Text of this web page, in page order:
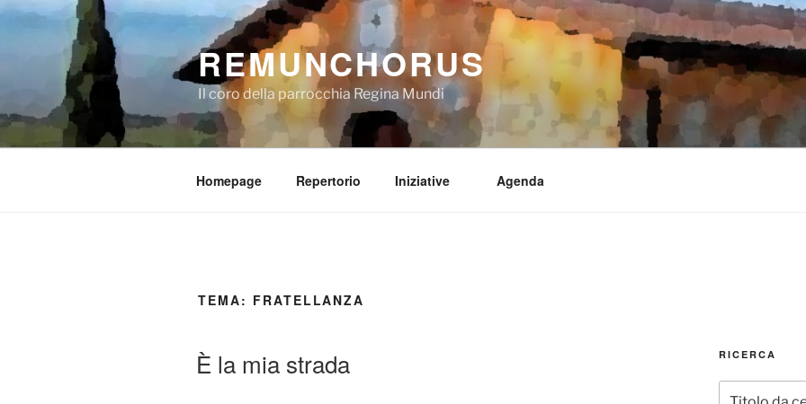
Salta
contenuto
REMUNCHORUS
Il coro della parrocchia Regina Mundi
Homepage Repertorio Iniziative Agenda
TEMA: FRATELLANZA
È la mia strada RICERCA